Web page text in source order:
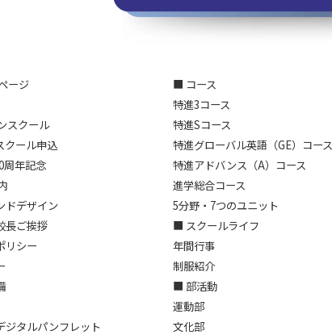
ージ
スクール
クール申込
年記念
ドデザイン
長ご挨拶
リシー
ジタルパンフレット
■ コース
特進3コース
特進Sコース
特進グローバル英語（GE）コース
特進アドバンス（A）コース
進学総合コース
5分野・7つのユニット
■ スクールライフ
年間行事
制服紹介
■ 部活動
運動部
文化部